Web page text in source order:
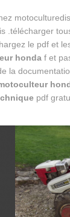
.télécharger
le pdf et
hondaf et
la
pdf